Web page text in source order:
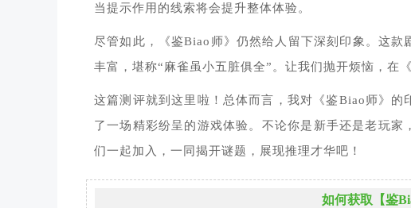
当提示作用的线索将会提升整体体验。
尽管如此，《鉴Biao师》仍然给人留下深刻印象。这
丰富，堪称“麻雀虽小五脏俱全”。让我们抛开烦恼，在
这篇测评就到这里啦！总体而言，我对《鉴Biao师》
了一场精彩纷呈的游戏体验。不论你是新手还是老玩
们一起加入，一同揭开谜题，展现推理才华吧！
如何获取【鉴